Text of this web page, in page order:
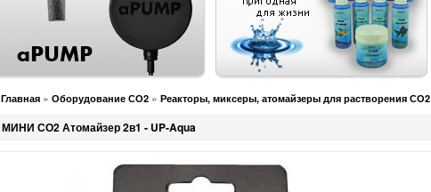
Главная » Оборудование СО2 » Реакторы, миксеры, атомайзеры для растворения СО2
МИНИ СО2 Атомайзер 2в1 - UP-Aqua